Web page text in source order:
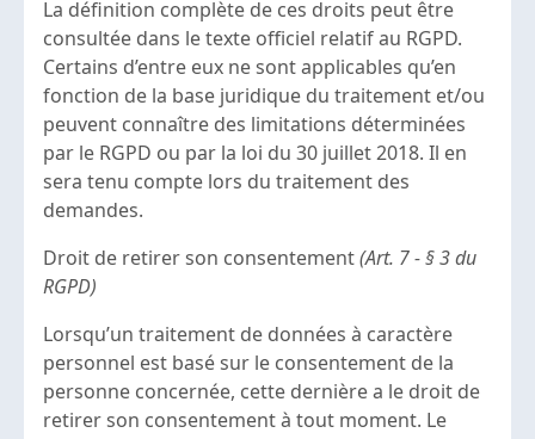
La définition complète de ces droits peut être
consultée dans le texte officiel relatif au RGPD.
Certains d’entre eux ne sont applicables qu’en
fonction de la base juridique du traitement et/ou
peuvent connaître des limitations déterminées
par le RGPD ou par la loi du 30 juillet 2018. Il en
sera tenu compte lors du traitement des
demandes.
Droit de retirer son consentement(Art. 7 - § 3 du
RGPD)
Lorsqu’un traitement de données à caractère
personnel est basé sur le consentement de la
personne concernée, cette dernière a le droit de
retirer son consentement à tout moment. Le